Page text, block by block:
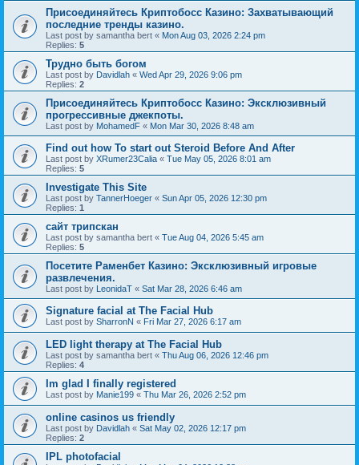
Присоединяйтесь Криптобосс Казино: Захватывающий
последние тренды казино.
Last post by samantha bert « Mon Aug 03, 2026 2:24 pm
Replies: 5
Трудно быть богом
Last post by Davidlah « Wed Apr 29, 2026 9:06 pm
Replies: 2
Присоединяйтесь Криптобосс Казино: Эксклюзивный
прогрессивные джекпоты.
Last post by MohamedF « Mon Mar 30, 2026 8:48 am
Find out how To start out Steroid Before And After
Last post by XRumer23Calia « Tue May 05, 2026 8:01 am
Replies: 5
Investigate This Site
Last post by TannerHoeger « Sun Apr 05, 2026 12:30 pm
Replies: 1
сайт трипскан
Last post by samantha bert « Tue Aug 04, 2026 5:45 am
Replies: 5
Посетите Раменбет Казино: Эксклюзивный игровые
развлечения.
Last post by LeonidaT « Sat Mar 28, 2026 6:46 am
Signature facial at The Facial Hub
Last post by SharronN « Fri Mar 27, 2026 6:17 am
LED light therapy at The Facial Hub
Last post by samantha bert « Thu Aug 06, 2026 12:46 pm
Replies: 4
Im glad I finally registered
Last post by Manie199 « Thu Mar 26, 2026 2:52 pm
online casinos us friendly
Last post by Davidlah « Sat May 02, 2026 12:17 pm
Replies: 2
IPL photofacial